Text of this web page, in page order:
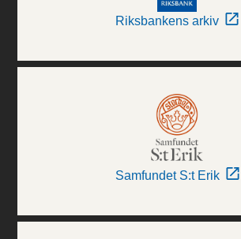
Riksbankens arkiv
Samfundet S:t Erik